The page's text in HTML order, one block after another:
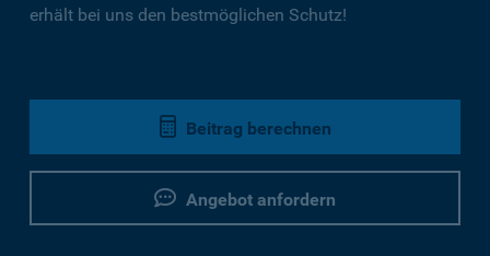
erhält bei uns den bestmöglichen Schutz!
Beitrag berechnen
Angebot anfordern